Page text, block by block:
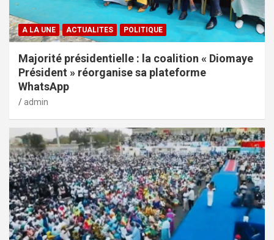
A LA UNE ACTUALITES POLITIQUE
Majorité présidentielle : la coalition « Diomaye
Président » réorganise sa plateforme
WhatsApp
admin